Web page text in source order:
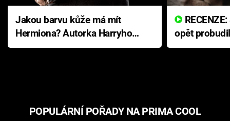
Jakou barvu kůže má mít
Hermiona? Autorka Harryho
Pottera přišla s ráznou
opět
přichází s
POPULÁRNÍ POŘADY NA PRIMA COOL